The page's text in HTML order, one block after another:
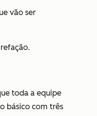
vão ser
toda a equipe
básico com três